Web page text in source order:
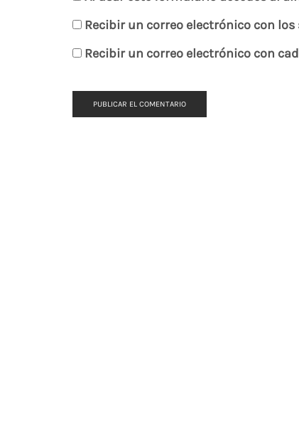
Recibir un correo electrónico con
Recibir un correo electrónico con